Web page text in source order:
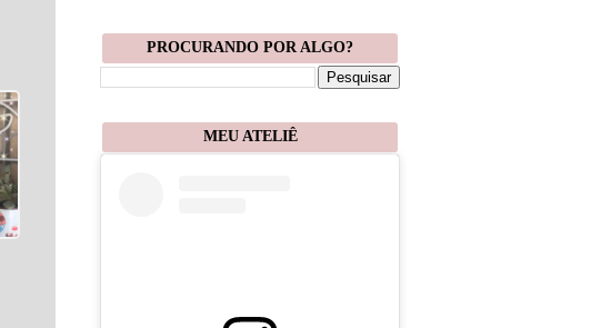
PROCURANDO POR ALGO?
MEU ATELIÊ